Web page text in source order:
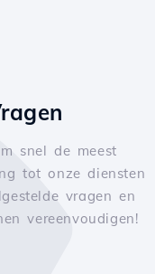
snel de meest
tot onze diensten
vragen en
vereenvoudigen!